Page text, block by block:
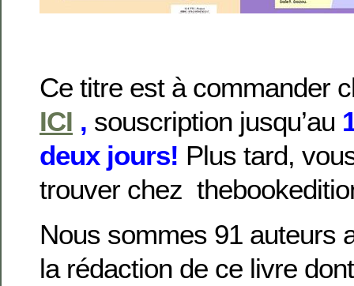
Ce titre est à commander
ICI , souscription jusqu’au
deux jours! Plus tard,
trouver chez
Nous sommes 91 auteurs
la rédaction de ce livre